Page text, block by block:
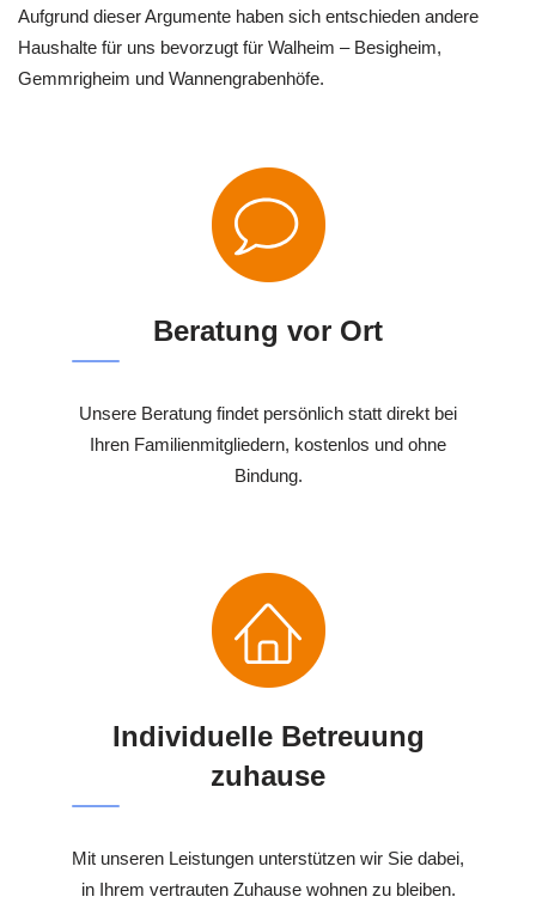
Aufgrund dieser Argumente haben sich entschieden andere
Haushalte für uns bevorzugt für Walheim – Besigheim,
Gemmrigheim und Wannengrabenhöfe.
Beratung vor Ort
Unsere Beratung findet persönlich statt direkt bei
Ihren Familienmitgliedern, kostenlos und ohne
Bindung.
Individuelle Betreuung
zuhause
Mit unseren Leistungen unterstützen wir Sie dabei,
in Ihrem vertrauten Zuhause wohnen zu bleiben.